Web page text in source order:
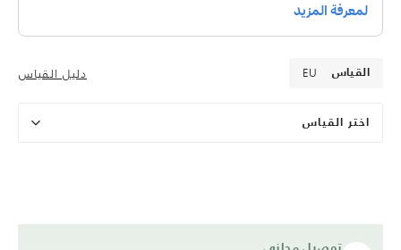
القياس EU دليل القياس
اختر القياس